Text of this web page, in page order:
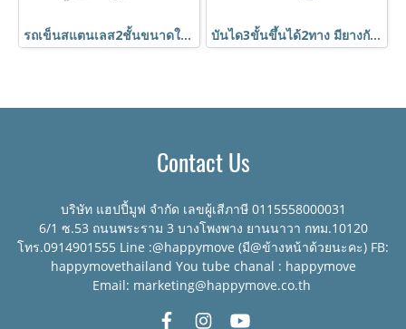
รถเข็นสแตนเลส2ชั้นขนาดใหญ่ 850x450x900 มม.มีที่กั้นกันของหล่น BX-M145M HORECAT บันได3ขั้นขึ้นได้2ทาง มียางกันลื่น ปลอดภัย พับเก็บได้ สำหรับแม่บ้านทำความสะอาด HORECAT
Contact Us
บริษัท แฮปปี้มูฟ จำกัด เลขผู้เสีภาษี 0115558000031
6/1 ซ.53 ถนนพระราม 3 บางโพงพาง ยานนาวา กทม.10120
โทร.0914901555 Line :@happymove (มี@ข้างหน้าด้วยนะคะ) FB:
happymovethailand You tube chanal : happymove
Email: marketing@happymove.co.th